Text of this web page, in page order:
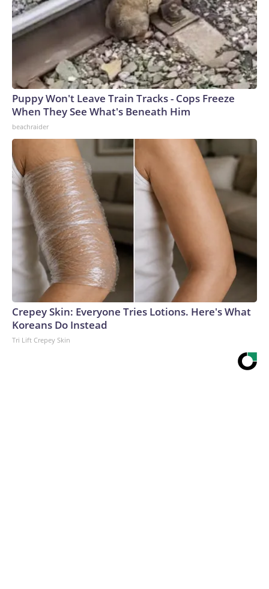
Puppy Won't Leave Train Tracks - Cops Freeze
When They See What's Beneath Him
beachraider
Crepey Skin: Everyone Tries Lotions. Here's What
Koreans Do Instead
Tri Lift Crepey Skin